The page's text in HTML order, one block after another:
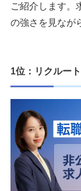
ご紹介します。
の強さを見なが
1位：リクルー